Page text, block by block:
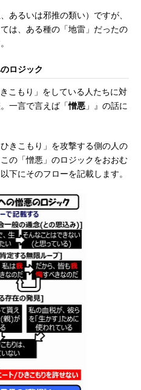
あるいは邪推の類い）ですが、
は、ある種の「地雷」だったの
ロジック
こもり」をしている人たちに対
一言で言えば「憎悪 」』の話に
きこもり」を攻撃する側の人の
の「憎悪」のロジックをおおむ
下にそのフローを記載します。